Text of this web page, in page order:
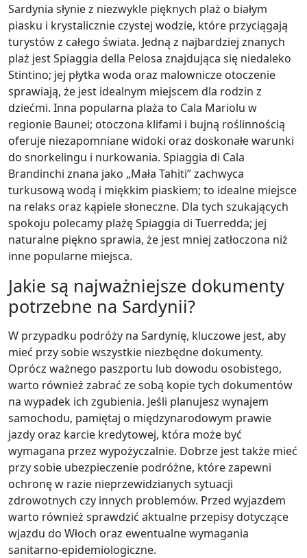
Sardynia słynie z niezwykle pięknych plaż o białym
piasku i krystalicznie czystej wodzie, które przyciągają
turystów z całego świata. Jedną z najbardziej znanych
plaż jest Spiaggia della Pelosa znajdująca się niedaleko
Stintino; jej płytka woda oraz malownicze otoczenie
sprawiają, że jest idealnym miejscem dla rodzin z
dziećmi. Inna popularna plaża to Cala Mariolu w
regionie Baunei; otoczona klifami i bujną roślinnością
oferuje niezapomniane widoki oraz doskonałe warunki
do snorkelingu i nurkowania. Spiaggia di Cala
Brandinchi znana jako „Mała Tahiti” zachwyca
turkusową wodą i miękkim piaskiem; to idealne miejsce
na relaks oraz kąpiele słoneczne. Dla tych szukających
spokoju polecamy plażę Spiaggia di Tuerredda; jej
naturalne piękno sprawia, że jest mniej zatłoczona niż
inne popularne miejsca.
Jakie są najważniejsze dokumenty
potrzebne na Sardynii?
W przypadku podróży na Sardynię, kluczowe jest, aby
mieć przy sobie wszystkie niezbędne dokumenty.
Oprócz ważnego paszportu lub dowodu osobistego,
warto również zabrać ze sobą kopie tych dokumentów
na wypadek ich zgubienia. Jeśli planujesz wynajem
samochodu, pamiętaj o międzynarodowym prawie
jazdy oraz karcie kredytowej, która może być
wymagana przez wypożyczalnie. Dobrze jest także mieć
przy sobie ubezpieczenie podróżne, które zapewni
ochronę w razie nieprzewidzianych sytuacji
zdrowotnych czy innych problemów. Przed wyjazdem
warto również sprawdzić aktualne przepisy dotyczące
wjazdu do Włoch oraz ewentualne wymagania
sanitarno-epidemiologiczne.